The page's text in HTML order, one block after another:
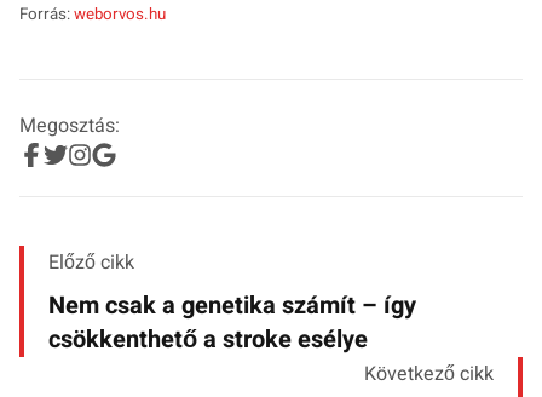
Forrás:weborvos.hu
Megosztás:
Előző cikk
Nem csak a genetika számít – így
csökkenthető a stroke esélye
Következő cikk